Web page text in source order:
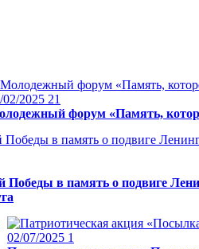
02/2025 21
форум «Память,
Победы в память о подвиге
02/07/2025 1